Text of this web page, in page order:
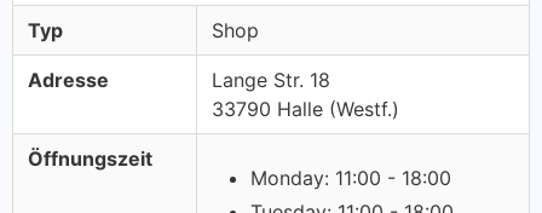
Typ Shop
Adresse
Lange Str. 18
33790 Halle (Westf.)
Öffnungszeit
Monday: 11:00 - 18:00